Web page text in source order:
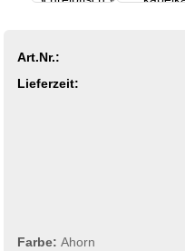
Art.Nr.:
Lieferzeit:
Farbe: Ahorn